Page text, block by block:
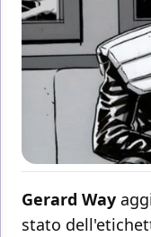
Gerard Way
stato